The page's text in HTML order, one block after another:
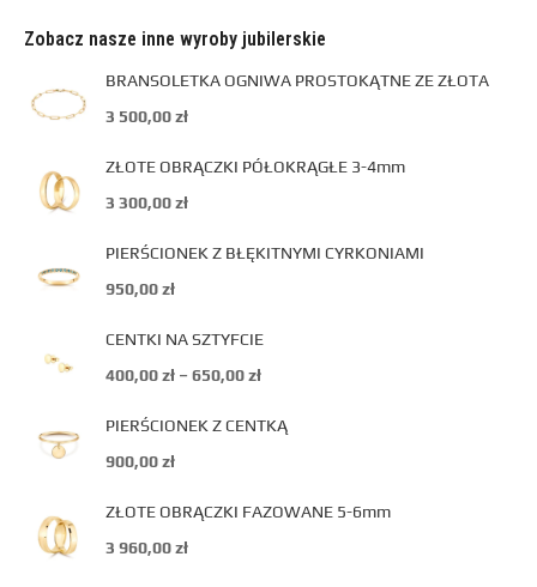
Zobacz nasze inne wyroby jubilerskie
BRANSOLETKA OGNIWA PROSTOKĄTNE ZE ZŁOTA
3 500,00zł
ZŁOTE OBRĄCZKI PÓŁOKRĄGŁE 3-4mm
3 300,00zł
PIERŚCIONEK Z BŁĘKITNYMI CYRKONIAMI
950,00zł
CENTKI NA SZTYFCIE
400,00zł – 650,00zł
PIERŚCIONEK Z CENTKĄ
900,00zł
ZŁOTE OBRĄCZKI FAZOWANE 5-6mm
3 960,00zł